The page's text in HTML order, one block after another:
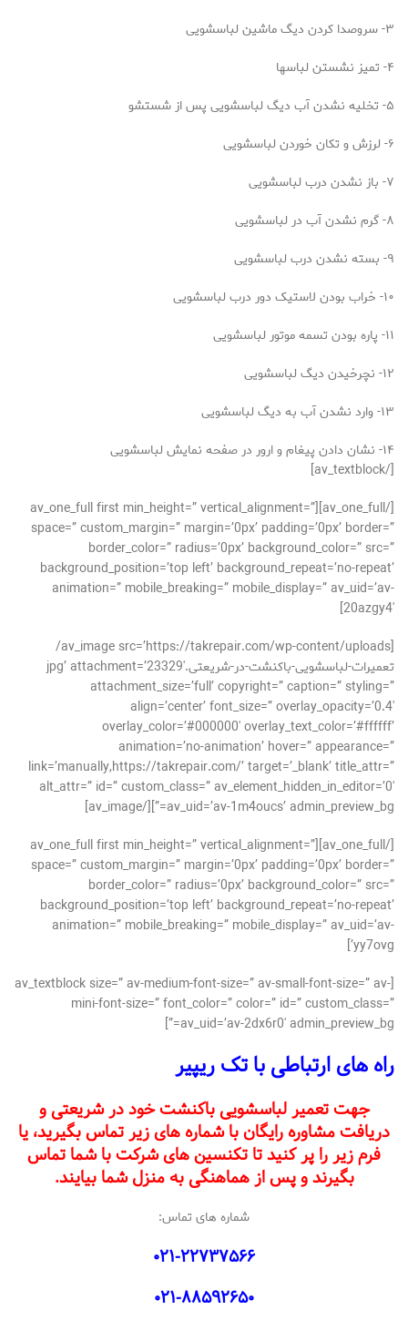
۳- سروصدا کردن دیگ ماشین لباسشویی
۴- تمیز نشستن لباسها
۵- تخلیه نشدن آب دیگ لباسشویی پس از شستشو
۶- لرزش و تکان خوردن لباسشویی
۷- باز نشدن درب لباسشویی
۸- گرم نشدن آب در لباسشویی
۹- بسته نشدن درب لباسشویی
۱۰- خراب بودن لاستیک دور درب لباسشویی
۱۱- پاره بودن تسمه موتور لباسشویی
۱۲- نچرخیدن دیگ لباسشویی
۱۳- وارد نشدن آب به دیگ لباسشویی
۱۴- نشان دادن پیغام و ارور در صفحه نمایش لباسشویی
[/av_textblock]
[/av_one_full][av_one_full first min_height=” vertical_alignment=”
space=” custom_margin=” margin=’0px’ padding=’0px’ border=”
border_color=” radius=’0px’ background_color=” src=”
background_position=’top left’ background_repeat=’no-repeat’
animation=” mobile_breaking=” mobile_display=” av_uid=’av-
20azgy4′]
[av_image src=’https://takrepair.com/wp-content/uploads/
تعمیرات-لباسشویی-باکنشت-در-شریعتی.jpg’ attachment=’23329′
attachment_size=’full’ copyright=” caption=” styling=”
align=’center’ font_size=” overlay_opacity=’0.4′
overlay_color=’#000000′ overlay_text_color=’#ffffff’
animation=’no-animation’ hover=” appearance=”
link=’manually,https://takrepair.com/’ target=’_blank’ title_attr=”
alt_attr=” id=” custom_class=” av_element_hidden_in_editor=’0′
av_uid=’av-1m4oucs’ admin_preview_bg=”][/av_image]
[/av_one_full][av_one_full first min_height=” vertical_alignment=”
space=” custom_margin=” margin=’0px’ padding=’0px’ border=”
border_color=” radius=’0px’ background_color=” src=”
background_position=’top left’ background_repeat=’no-repeat’
animation=” mobile_breaking=” mobile_display=” av_uid=’av-
yy7ovg’]
[av_textblock size=” av-medium-font-size=” av-small-font-size=” av-
mini-font-size=” font_color=” color=” id=” custom_class=”
av_uid=’av-2dx6r0′ admin_preview_bg=”]
راه های ارتباطی با تک ریپیر
جهت تعمیر لباسشویی باکنشت خود در شریعتی و
دریافت مشاوره رایگان با شماره های زیر تماس بگیرید، یا
فرم زیر را پر کنید تا تکنسین های شرکت با شما تماس
بگیرند و پس از هماهنگی به منزل شما بیایند.
شماره های تماس:
۰۲۱-۲۲۷۳۷۵۶۶
۰۲۱-۸۸۵۹۲۶۵۰